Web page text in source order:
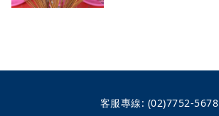
客服專線: (02)7752-5678